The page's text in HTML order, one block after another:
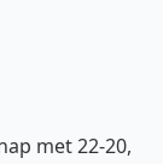
met 22-20,